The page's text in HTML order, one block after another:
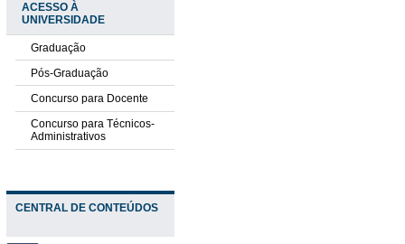
ACESSO À
UNIVERSIDADE
Graduação
Pós-Graduação
Concurso para Docente
Concurso para Técnicos-
Administrativos
CENTRAL DE CONTEÚDOS